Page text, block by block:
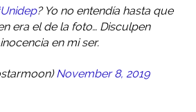
? Yo no entendía hasta que
era el de la foto… Disculpen
en mi ser.
November 8, 2019